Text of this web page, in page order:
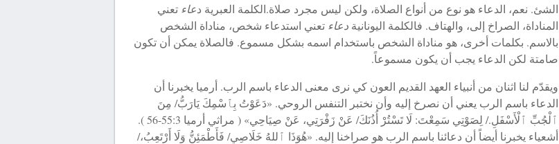
الشئ. نعم، الدعاء هو نوع من أنواع الصلاة، ولكن ليس مجرد صلاة.الكلمة العبرية دعاء تعني
المناداة، الصراخ إلى، والهتاف. فالكلمة اليونانية دعاء تعني استدعاء شخص، مناداة الشخص
بالاسم. بكلمات أخرى، هو مناداة الشخص باستخدام اسمه بشكل مسموع. فالصلاة يمكن أن تكون
صامتة لكن الدعاء يجب أن يكون مسموعاً.
ويقدّم لنا اثنان من أنبياء العهد القديم العون كي نرى معنى الدعاء باسم الرب. أرميا يخبرنا أن
الدعاء باسم الرب يعني أن نصرخ إليه وأن نختبر التنفس الروحي. «دَعَوْتُ بِٱسْمِكَ يَارَبُّ/ مِنَ
ٱلْجُبِّ ٱلْأَسْفَلِ./ لِصَوْتِي سَمِعْتَ: لَا تَسْتُرْ أُذُنَكَ/ عَنْ زَفْرَتِي، عَنْ صِيَاحِي» ( مراثي أرميا 55:3-56 ).
أشعياء يخبرنا أيضاً أن دعائنا باسم الرب هو صراخنا إليه. «هُوَذَا ٱللهُ خَلَاصِي/ فَأَطْمَئِنُّ وَلَا أَرْتَعِبُ،/